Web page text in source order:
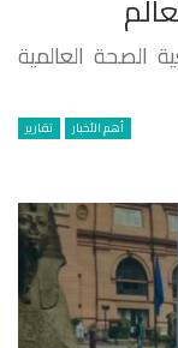
الدورة الـ78 لجمعية الصحة العالمية
أهم الأخبار تقارير